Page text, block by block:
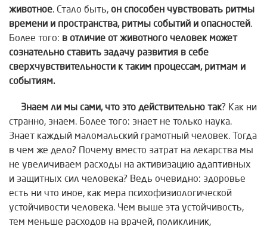
животное. Стало быть, он способен чувствовать ритмы
времени и пространства, ритмы событий и опасностей.
Более того: в отличие от животного человек может
сознательно ставить задачу развития в себе
сверхчувствительности к таким процессам, ритмам и
событиям.
Знаем ли мы сами, что это действительно так? Как ни
странно, знаем. Более того: знает не только наука.
Знает каждый маломальский грамотный человек. Тогда
в чем же дело? Почему вместо затрат на лекарства мы
не увеличиваем расходы на активизацию адаптивных
и защитных сил человека? Ведь очевидно: здоровье
есть ни что иное, как мера психофизиологической
устойчивости человека. Чем выше эта устойчивость,
тем меньше расходов на врачей, поликлиник,